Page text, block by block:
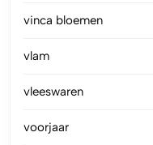
vinca bloemen
vlam
vleeswaren
voorjaar